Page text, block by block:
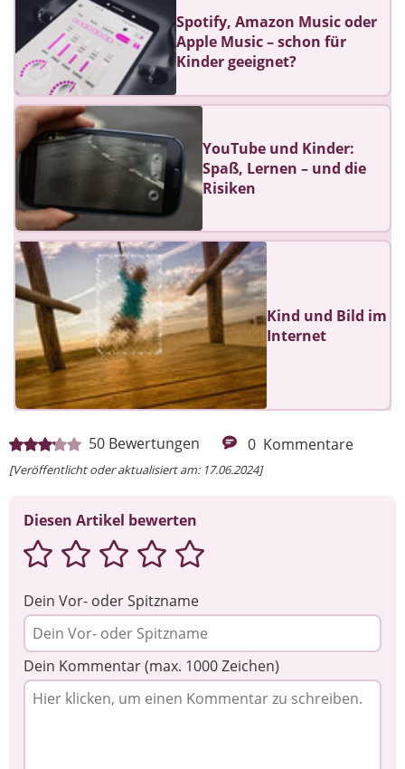
50 Bewertungen 0 Kommentare
[Veröffentlicht oder aktualisiert am: 17.06.2024]
Diesen Artikel bewerten
Dein Vor- oder Spitzname
Dein Kommentar (max. 1000 Zeichen)
Spotify, Amazon Music oder
Apple Music – schon für
Kinder geeignet?
YouTube und Kinder:
Spaß, Lernen – und die
Risiken
Kind und Bild im
Internet